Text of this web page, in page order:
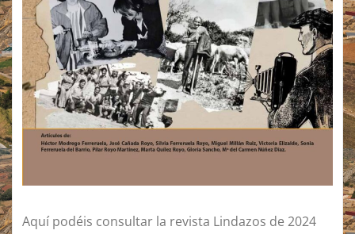
Aquí podéis consultar la revista Lindazos de 2024